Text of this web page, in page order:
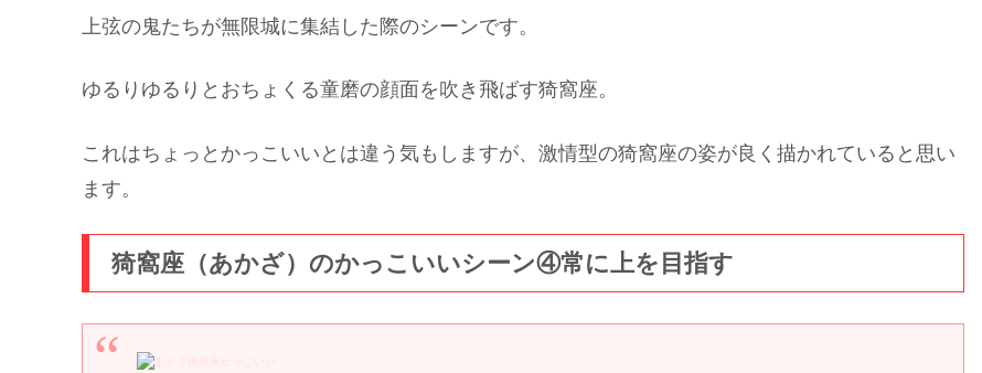
上弦の鬼たちが無限城に集結した際のシーンです。
ゆるりゆるりとおちょくる童磨の顔面を吹き飛ばす猗窩座。
これはちょっとかっこいいとは違う気もしますが、激情型の猗窩座の姿が良く描かれていると思い
ます。
猗窩座（あかざ）のかっこいいシーン④常に上を目指す